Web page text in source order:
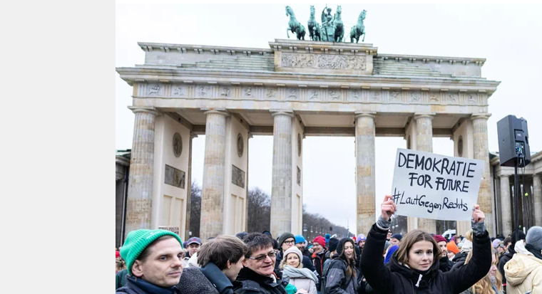
wahrheit
verlag
verlag
veranstaltungen
shop
fragen & hilfe
unterstützen
abo
genossenschaft